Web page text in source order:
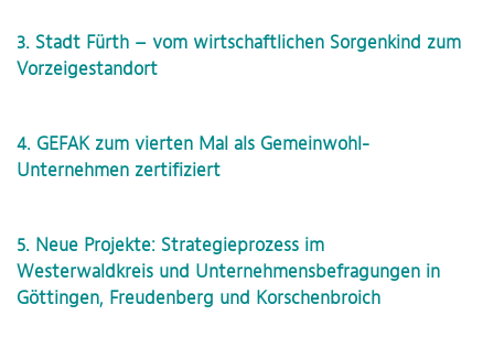
3. Stadt Fürth – vom wirtschaftlichen Sorgenkind zum
Vorzeigestandort
4. GEFAK zum vierten Mal als Gemeinwohl-
Unternehmen zertifiziert
5. Neue Projekte: Strategieprozess im
Westerwaldkreis und Unternehmensbefragungen in
Göttingen, Freudenberg und Korschenbroich